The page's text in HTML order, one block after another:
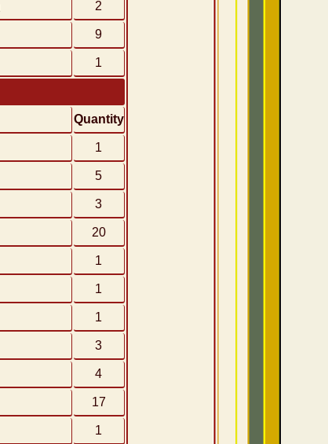
2
9
1
Quantity
1
5
3
20
1
1
1
3
4
17
1